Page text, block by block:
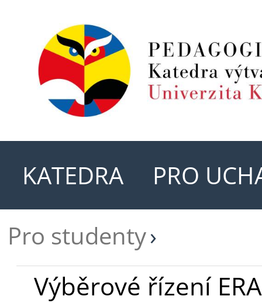
KATEDRA
PRO
Pro studenty
Výběrové řízení